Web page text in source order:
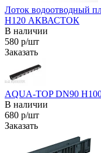
Лоток водоотводный
H120 АКВАСТОК
В наличии
580 р/шт
Заказать
AQUA-TOP DN90
В наличии
680 р/шт
Заказать